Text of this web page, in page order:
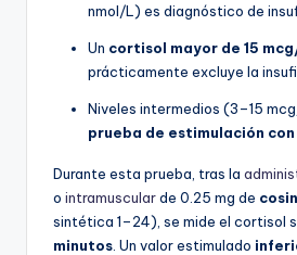
nmol/L) es diagnóstico de
Un cortisol mayor de 15
prácticamente excluye la
Niveles intermedios (3–15
prueba de estimulación
Durante esta prueba, tras la
o intramuscularde 0.25 mg de
sintética 1–24), se mide el cortisol
minutos . Un valor estimulado